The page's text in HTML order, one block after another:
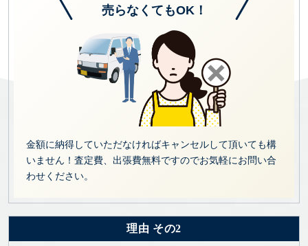
売らなくてもOK！
金額に納得していただなければキャンセルして頂いても構
いません！査定費、出張費無料ですのでお気軽にお問い合
わせください。
理由 その2